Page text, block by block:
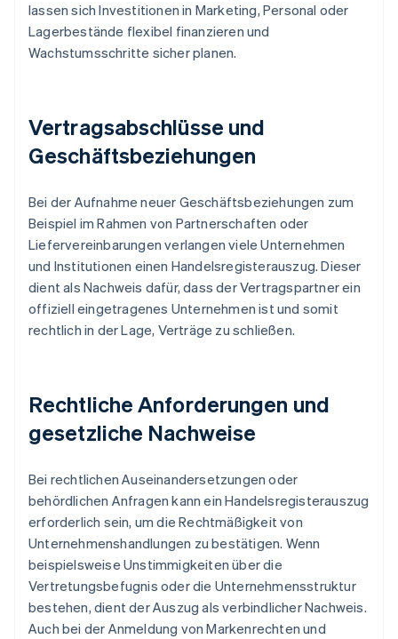
lassen sich Investitionen in Marketing, Personal oder
Lagerbestände flexibel finanzieren und
Wachstumsschritte sicher planen.
Vertragsabschlüsse und
Geschäftsbeziehungen
Bei der Aufnahme neuer Geschäftsbeziehungen zum
Beispiel im Rahmen von Partnerschaften oder
Liefervereinbarungen verlangen viele Unternehmen
und Institutionen einen Handelsregisterauszug. Dieser
dient als Nachweis dafür, dass der Vertragspartner ein
offiziell eingetragenes Unternehmen ist und somit
rechtlich in der Lage, Verträge zu schließen.
Rechtliche Anforderungen und
gesetzliche Nachweise
Bei rechtlichen Auseinandersetzungen oder
behördlichen Anfragen kann ein Handelsregisterauszug
erforderlich sein, um die Rechtmäßigkeit von
Unternehmenshandlungen zu bestätigen. Wenn
beispielsweise Unstimmigkeiten über die
Vertretungsbefugnis oder die Unternehmensstruktur
bestehen, dient der Auszug als verbindlicher Nachweis.
Auch bei der Anmeldung von Markenrechten und